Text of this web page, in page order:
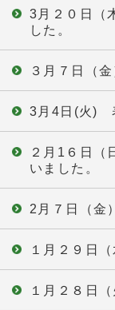
3月２０日（
した。
３月７日（
3月4日(火)
２月1６日（
いました。
2月７日（金
１月２９日
１月２８日